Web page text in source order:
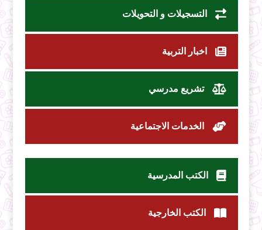
التسجيلات و التحويلات
اخبار التربية
تشريع مدرسي
الخدمات الاجتماعية
الكتب المدرسية
الكتب الخارجية